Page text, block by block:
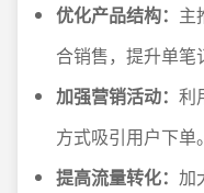
优化产品结构： 主
合销售，提升单笔
加强营销活动： 利
方式吸引用户下单。
提高流量转化： 加